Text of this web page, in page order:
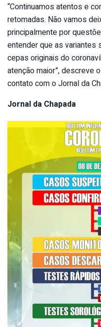
“Continuamos atentos e
retomadas. Não vamos
principalmente por
entender que as variantes
cepas originais do
atenção maior”, descreve
contato com o Jornal da
Jornal da Chapada